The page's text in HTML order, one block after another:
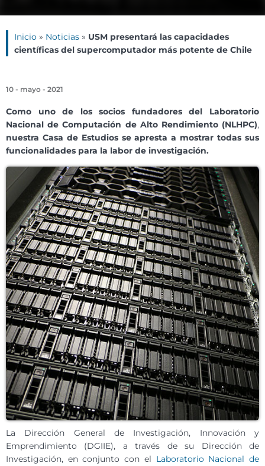
Inicio » Noticias » USM presentará las capacidades
científicas del supercomputador más potente de Chile
10 - mayo - 2021
Como uno de lossocios fundadoresdel Laboratorio
Nacional de Computación de Alto Rendimiento (NLHPC),
nuestra Casa de Estudios se apresta a mostrar todas sus
funcionalidades para la labor de investigación.
La Dirección General de Investigación, Innovación y
Emprendimiento (DGIIE), a través de su Dirección de
Investigación, en conjunto con el Laboratorio Nacional de